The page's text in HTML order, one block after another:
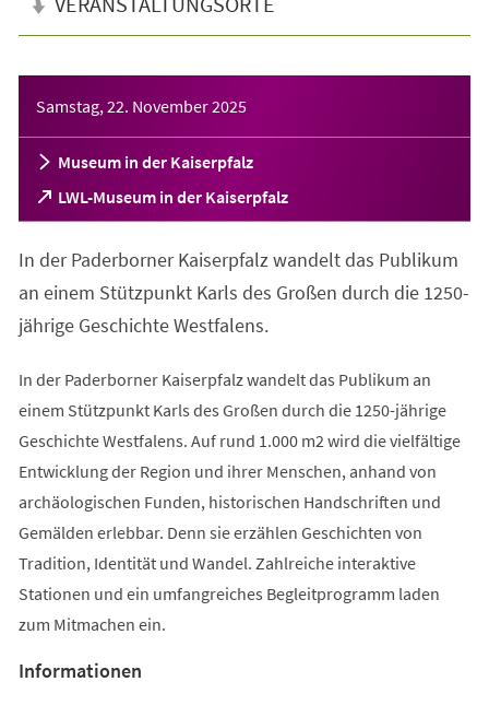
Samstag, 22. November 2025
Museum in der Kaiserpfalz
LWL-Museum in der Kaiserpfalz
(Öffnet
in
neuen
Tab)
In der Paderborner Kaiserpfalz wandelt das Publikum
an einem Stützpunkt Karls des Großen durch die 1250-
jährige Geschichte Westfalens.
In der Paderborner Kaiserpfalz wandelt das Publikum an
einem Stützpunkt Karls des Großen durch die 1250-jährige
Geschichte Westfalens. Auf rund 1.000 m2 wird die vielfältige
Entwicklung der Region und ihrer Menschen, anhand von
archäologischen Funden, historischen Handschriften und
Gemälden erlebbar. Denn sie erzählen Geschichten von
Tradition, Identität und Wandel. Zahlreiche interaktive
Stationen und ein umfangreiches Begleitprogramm laden
zum Mitmachen ein.
Informationen